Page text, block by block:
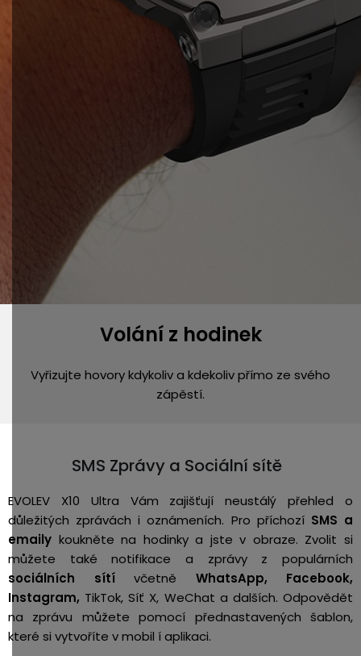
Volání z hodinek
Vyřizujte hovory kdykoliv a kdekoliv přímo ze svého
zápěstí.
SMS Zprávy a Sociální sítě
EVOLEV X10 Ultra Vám zajišťují neustálý přehled o
důležitých zprávách i oznámeních. Pro příchozí SMS a
emaily koukněte na hodinky a jste v obraze. Zvolit si
můžete také notifikace a zprávy z populárních
sociálních sítívčetně WhatsApp, Facebook,
Instagram, TikTok, Síť X, WeChat a dalších. Odpovědět
na zprávu můžete pomocí přednastavených šablon,
které si vytvoříte v mobil í aplikaci.